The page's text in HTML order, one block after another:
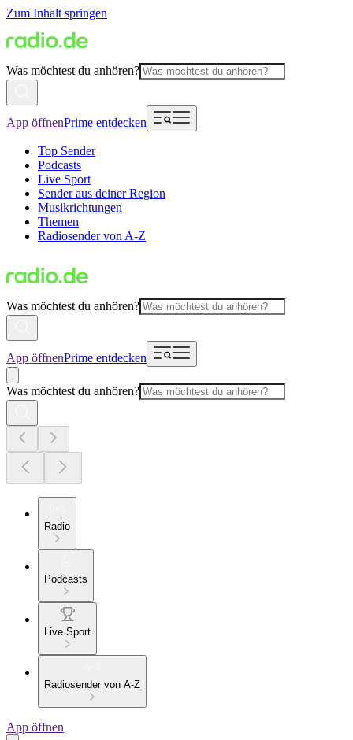
Zum Inhalt springen
Was möchtest du anhören?
App öffnenPrime entdecken
Top Sender
Podcasts
Live Sport
Sender aus deiner Region
Musikrichtungen
Themen
Radiosender von A-Z
Was möchtest du anhören?
App öffnenPrime entdecken
Was möchtest du anhören?
Radio
Podcasts
Live Sport
Radiosender von A-Z
App öffnen